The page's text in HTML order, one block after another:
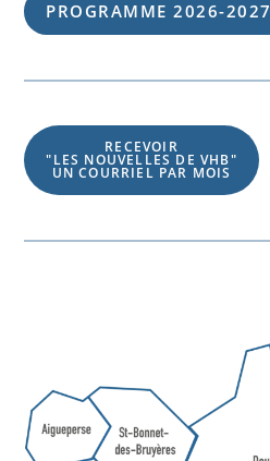
PROGRAMME 2026-2027
RECEVOIR
"LES NOUVELLES DE VHB"
UN COURRIEL PAR MOIS